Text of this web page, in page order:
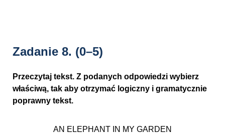
Zadanie 8. (0–5)
Przeczytaj tekst. Z podanych odpowiedzi wybierz
właściwą, tak aby otrzymać logiczny i gramatycznie
poprawny tekst.
AN ELEPHANT IN MY GARDEN